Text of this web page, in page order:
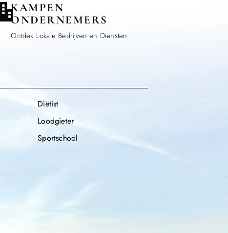
KAMPEN
ONDERNEMERS
Ontdek Lokale Bedrijven en Diensten
Diëtist
Loodgieter
Sportschool